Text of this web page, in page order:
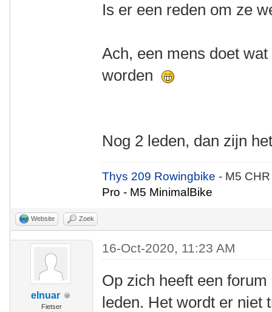
Is er een reden om ze
Ach, een mens doet
worden
Nog 2 leden, dan zijn
Thys 209 Rowingbike- M5
Pro - M5 MinimalBike
Website Zoek
elnuar
Fietser
16-Oct-2020, 11:23 AM
Op zich heeft een
leden. Het wordt er niet